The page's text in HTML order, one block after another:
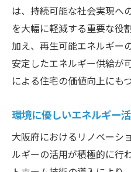
は、持続可能な社会実現へ
を大幅に軽減する重要な役
加え、再生可能エネルギー
安定したエネルギー供給が
による住宅の価値向上にも
環境に優しいエネルギー
大阪府におけるリノベーシ
ルギーの活用が積極的に行